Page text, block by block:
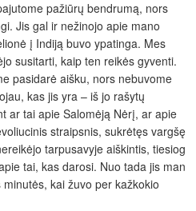
pažiūrų bendrumą, nors
Jis gal ir nežinojo apie mano
į Indiją buvo ypatinga. Mes
susitarti, kaip ten reikės gyventi.
pasidarė aišku, nors nebuvome
kas jis yra – iš jo rašytų
ar tai apie Salomėją Nėrį, ar apie
straipsnis, sukrėtęs vargšę
tarpusavyje aiškintis, tiesiog
tai, kas darosi. Nuo tada jis man
kai žuvo per kažkokio